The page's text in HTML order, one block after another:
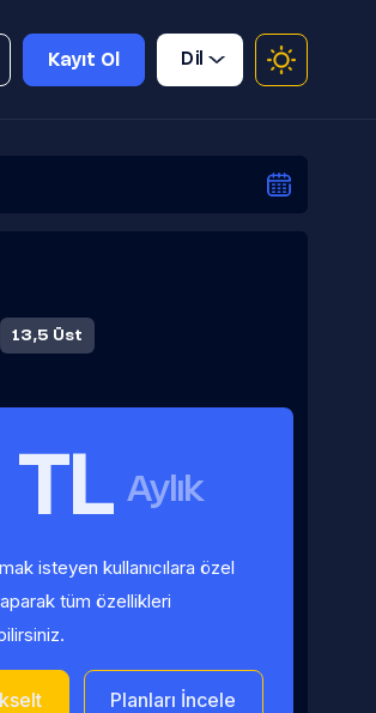
Kayıt Ol Dil
13,5 Üst
Aylık
isteyen kullanıcılara özel
tüm özellikleri
Planları İncele